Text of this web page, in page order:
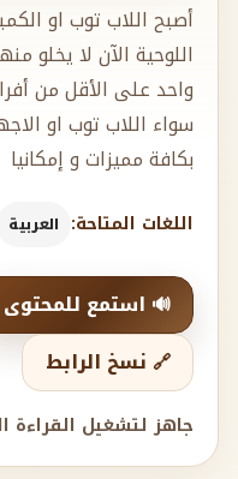
أصبح اللاب توب او
اللوحية الآن لا يخلو
واحد على الأقل من
سواء اللاب توب او
بكافة مميزات و إمكانيا
اللغات المتاحة: العربية
🔊 استمع للمحتوى
🔗 نسخ الرابط
جاهز لتشغيل القراءة